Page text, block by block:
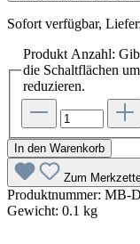
Sofort verfügbar,
Produkt Anzahl:
die Schaltflächen
reduzieren.
In den Warenkorb
Zum
Produktnummer: MB-
Gewicht: 0.1 kg